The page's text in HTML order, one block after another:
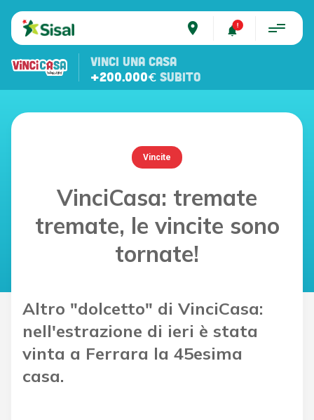
place
VINCI UNA CASA
+200.000€ SUBITO
Vincite
VinciCasa: tremate
tremate, le vincite sono
tornate!
Altro "dolcetto" di VinciCasa:
nell'estrazione di ieri è stata
vinta a Ferrara la 45esima
casa.